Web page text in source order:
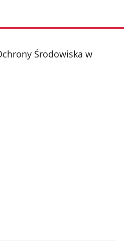
Środowiska w